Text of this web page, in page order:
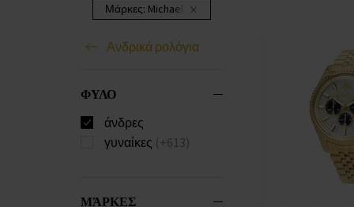
Μάρκες: Michael Kors
Ανδρικά ρολόγια
ΦΥΛΟ
άνδρες
γυναίκες (+613)
ΜΆΡΚΕΣ